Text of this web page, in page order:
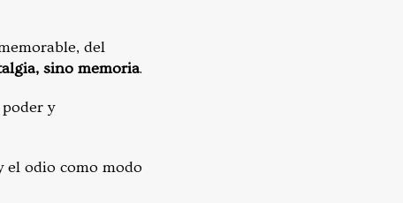
del
sino memoria.
y
el odio como modo